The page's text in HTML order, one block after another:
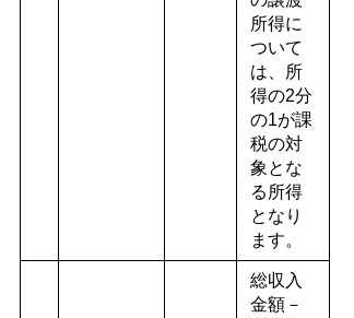
所得に
ついて
は、所
得の2分
の1が課
税の対
象とな
る所得
となり
ます。
総収入
金額－